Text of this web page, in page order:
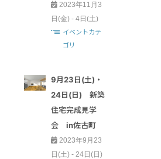
2023年11月3
日(金) - 4日(土)
イベントカテ
ゴリ
9月23日(土)・
24日(日) 新築
住宅完成見学
会 in佐古町
2023年9月23
日(土) - 24日(日)